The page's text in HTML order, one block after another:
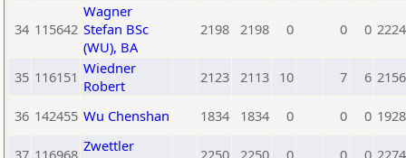
34 115642
Wagner
Stefan BSc
(WU), BA
2198 2198 0 0 0 2224
35 116151 Wiedner
Robert
2123 2113 10 7 6 2156
36 142455 Wu Chenshan 1834 1834 0 0 0 1928
37 116968 Zwettler
2250 2250 0 0 0 2274